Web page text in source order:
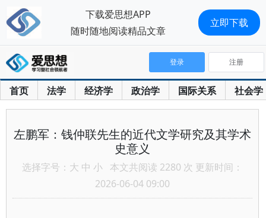
首页 法学 经济学 政治学 国际关系 社会学
登录 注册
左鹏军：钱仲联先生的近代文学研究及其学术
史意义
选择字号： 大 中 小 本文共阅读 2280 次 更新时间：
2026-06-04 09:00
下载爱思想APP
随时随地阅读精品文章
立即下载